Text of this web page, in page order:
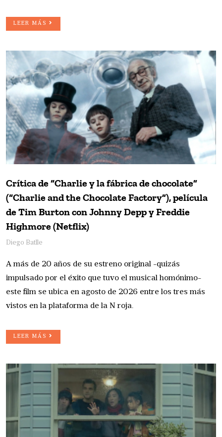
LEER MÁS
Crítica de “Charlie y la fábrica de chocolate”
(“Charlie and the Chocolate Factory”), película
de Tim Burton con Johnny Depp y Freddie
Highmore (Netflix)
Diego Batlle
A más de 20 años de su estreno original -quizás
impulsado por el éxito que tuvo el musical homónimo-
este film se ubica en agosto de 2026 entre los tres más
vistos en la plataforma de la N roja.
LEER MÁS